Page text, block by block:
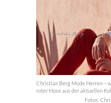
Christian Berg Mode Herren –
roter Hose aus der aktuellen
Fotos: